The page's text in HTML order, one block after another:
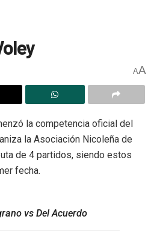
AA
la competencia oficial del
la Asociación Nicoleña de
de 4 partidos, siendo estos
fecha.
vs Del Acuerdo